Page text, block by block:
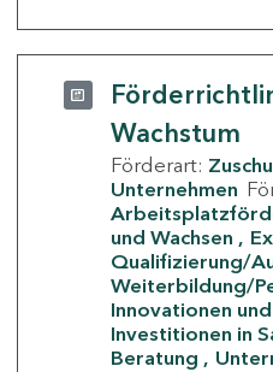
Wachstum
Förderart:
Unternehmen
und Wachsen
Qualifizierung/
Weiterbildung/
Innovationen
Investitionen in
Beratung